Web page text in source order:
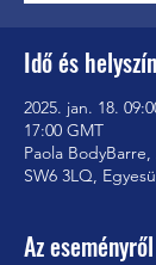
Idő és helyszín
2025. jan. 18.
17:00 GMT
Paola
SW6 3LQ,
Az eseményről